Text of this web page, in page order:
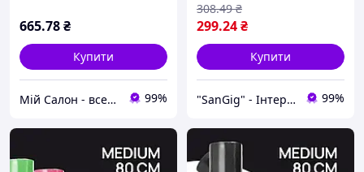
665.78₴
Купити
Мій Салон - все для вашого салону! 99%
299.24₴
308.49 ₴
Купити
"SanGig" - Інтернет-магазин 99%